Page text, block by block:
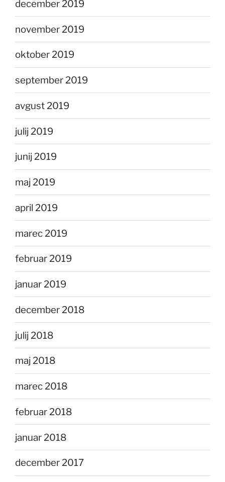
december 2019
november 2019
oktober 2019
september 2019
avgust 2019
julij 2019
junij 2019
maj 2019
april 2019
marec 2019
februar 2019
januar 2019
december 2018
julij 2018
maj 2018
marec 2018
februar 2018
januar 2018
december 2017